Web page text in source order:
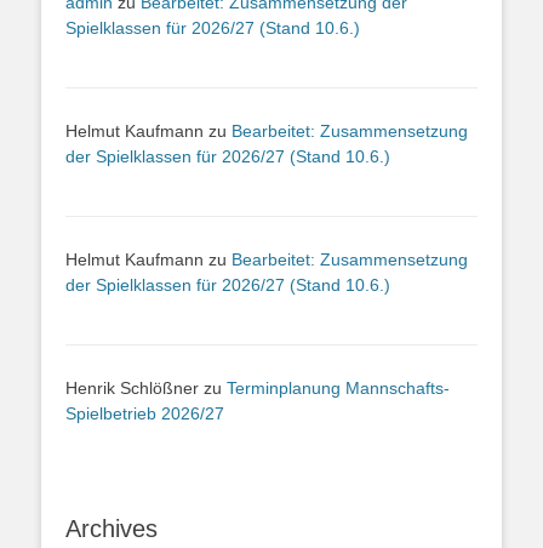
Spielklassen für 2026/27 (Stand 10.6.)
Helmut Kaufmann zu Bearbeitet: Zusammensetzung
der Spielklassen für 2026/27 (Stand 10.6.)
Helmut Kaufmann zu Bearbeitet: Zusammensetzung
der Spielklassen für 2026/27 (Stand 10.6.)
Henrik Schlößner zu Terminplanung Mannschafts-
Spielbetrieb 2026/27
Archives